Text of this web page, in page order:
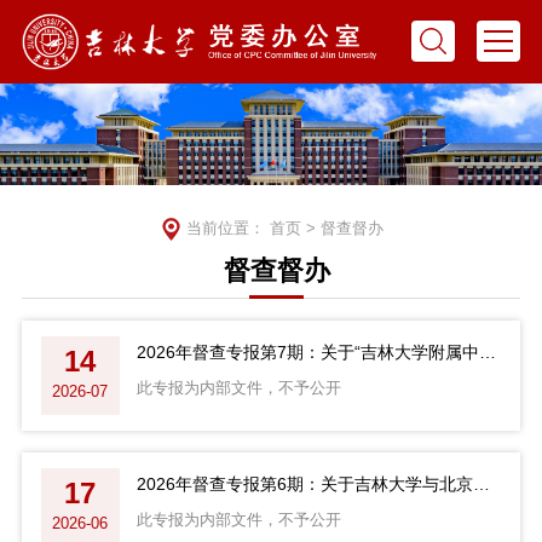
当前位置： 首页> 督查督办
督查督办
14
2026-07 此专报为内部文件，不予公开
17
2026-06
2026年督查专报第6期：关于吉林大学与北京师范大学战略合作框架协议落实情况的督查报告
此专报为内部文件，不予公开